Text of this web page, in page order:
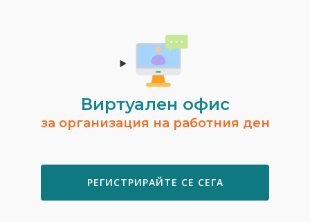
Виртуален офис
за организация на работния ден
РЕГИСТРИРАЙТЕ СЕ СЕГА